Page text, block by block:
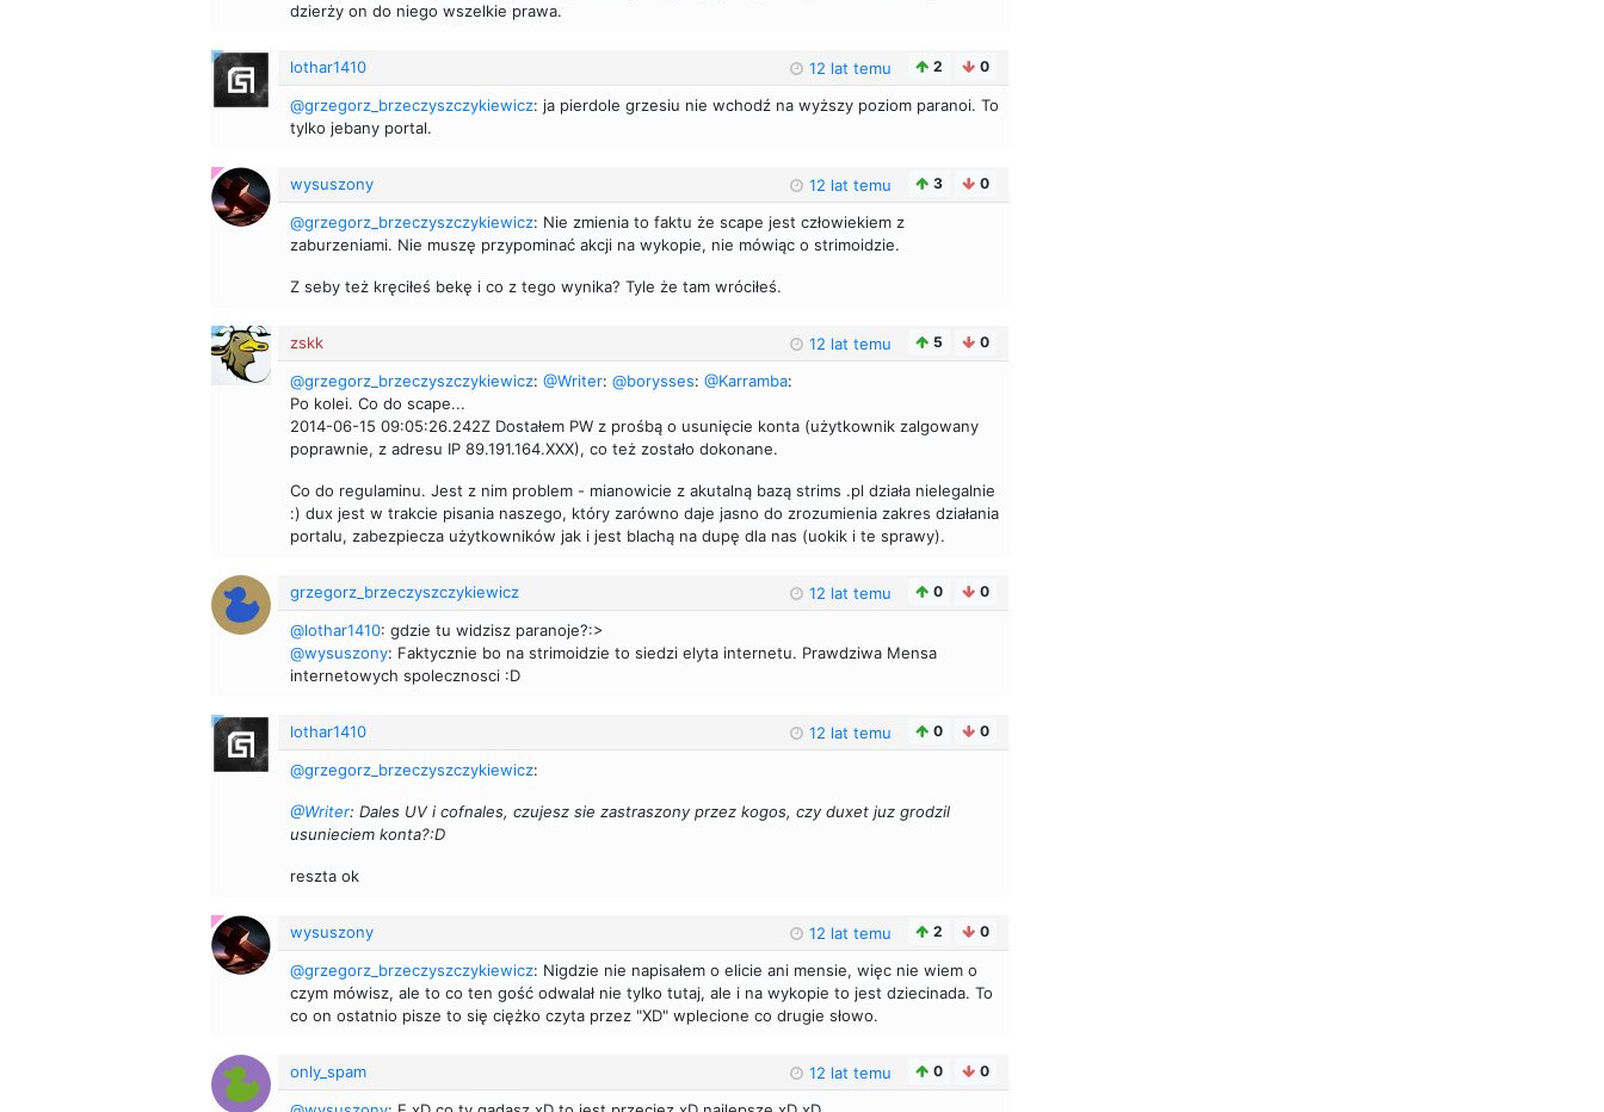
dzierży on do niego wszelkie prawa.
lothar1410 12 lat temu 2 0
@grzegorz_brzeczyszczykiewicz: ja pierdole grzesiu nie wchodź na wyższy poziom paranoi. To
tylko jebany portal.
wysuszony 12 lat temu 3 0
@grzegorz_brzeczyszczykiewicz: Nie zmienia to faktu że scape jest człowiekiem z
zaburzeniami. Nie muszę przypominać akcji na wykopie, nie mówiąc o strimoidzie.
Z seby też kręciłeś bekę i co z tego wynika? Tyle że tam wróciłeś.
zskk 12 lat temu 5 0
@grzegorz_brzeczyszczykiewicz: @Writer: @borysses: @Karramba:
Po kolei. Co do scape...
2014-06-15 09:05:26.242Z Dostałem PW z prośbą o usunięcie konta (użytkownik zalgowany
poprawnie, z adresu IP 89.191.164.XXX), co też zostało dokonane.
Co do regulaminu. Jest z nim problem - mianowicie z akutalną bazą strims .pl działa nielegalnie
:) dux jest w trakcie pisania naszego, który zarówno daje jasno do zrozumienia zakres działania
portalu, zabezpiecza użytkowników jak i jest blachą na dupę dla nas (uokik i te sprawy).
grzegorz_brzeczyszczykiewicz 12 lat temu 0 0
@lothar1410: gdzie tu widzisz paranoje?:>
@wysuszony: Faktycznie bo na strimoidzie to siedzi elyta internetu. Prawdziwa Mensa
internetowych spolecznosci :D
lothar1410 12 lat temu 0 0
@grzegorz_brzeczyszczykiewicz:
@Writer: Dales UV i cofnales, czujesz sie zastraszony przez kogos, czy duxet juz grodzil
usunieciem konta?:D
reszta ok
wysuszony 12 lat temu 2 0
@grzegorz_brzeczyszczykiewicz: Nigdzie nie napisałem o elicie ani mensie, więc nie wiem o
czym mówisz, ale to co ten gość odwalał nie tylko tutaj, ale i na wykopie to jest dziecinada. To
co on ostatnio pisze to się ciężko czyta przez "XD" wplecione co drugie słowo.
only_spam 12 lat temu 0 0